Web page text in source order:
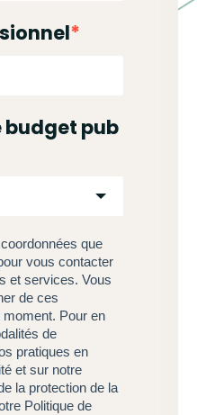
*
budget pub
que
vous contacter
et services. Vous
de ces
Pour en
de
pratiques en
et sur notre
la protection de la
Politique de